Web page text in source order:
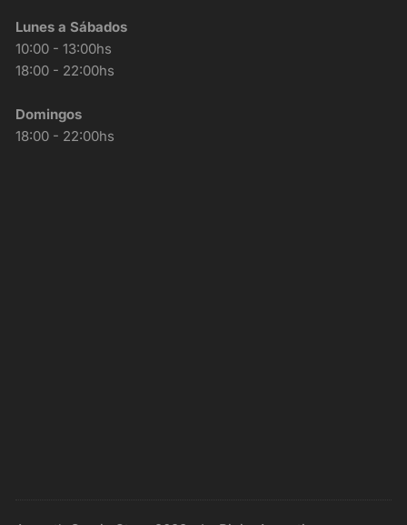
Lunes a Sábados
10:00 - 13:00hs
18:00 - 22:00hs
Domingos
18:00 - 22:00hs